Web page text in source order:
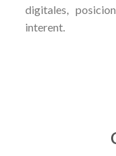
digitales,
interent.